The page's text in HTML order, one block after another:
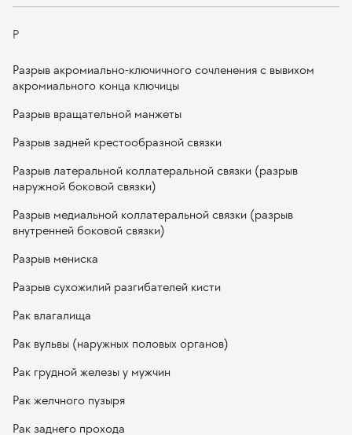
Р
Разрыв акромиально-ключичного сочленения с вывихом
акромиального конца ключицы
Разрыв вращательной манжеты
Разрыв задней крестообразной связки
Разрыв латеральной коллатеральной связки (разрыв
наружной боковой связки)
Разрыв медиальной коллатеральной связки (разрыв
внутренней боковой связки)
Разрыв мениска
Разрыв сухожилий разгибателей кисти
Рак влагалища
Рак вульвы (наружных половых органов)
Рак грудной железы у мужчин
Рак желчного пузыря
Рак заднего прохода